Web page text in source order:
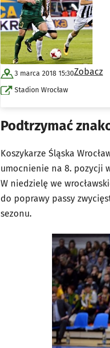
3 marca 2018 15:30
Stadion Wrocław
Zobacz
Podtrzymać
Koszykarze Śląska
umocnienie na 8. pozycji
W niedzielę we
do poprawy passy
sezonu.